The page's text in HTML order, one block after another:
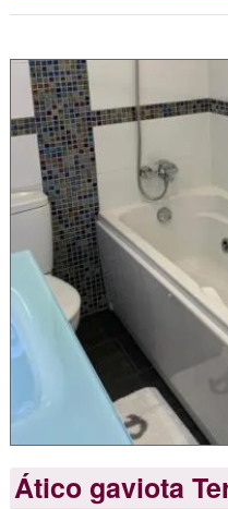
Ático gaviota